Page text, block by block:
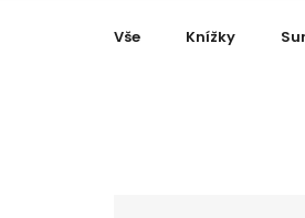
Vše Knížky